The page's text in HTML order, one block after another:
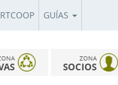
GUÍAS
ZONA
SOCIOS